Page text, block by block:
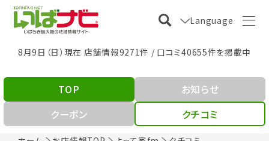
Language
8月9日（日）現在 店舗情報9271件 / 口コミ40655件を掲載中
TOP
お知らせ
クーポン
クチコミ